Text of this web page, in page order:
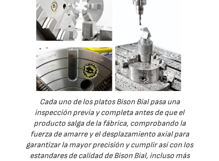
Cada uno de los platos Bison Bial pasa una
inspección previa y completa antes de que el
producto salga de la fábrica, comprobando la
fuerza de amarre y el desplazamiento axial para
garantizar la mayor precisión y cumplir así con los
estandares de calidad de Bison Bial, incluso más